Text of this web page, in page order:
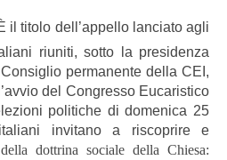
il titolo dell’appello lanciato agli
riuniti, sotto la presidenza
permanente della CEI,
del Congresso Eucaristico
politiche di domenica 25
invitano a riscoprire e
dottrina sociale della Chiesa: